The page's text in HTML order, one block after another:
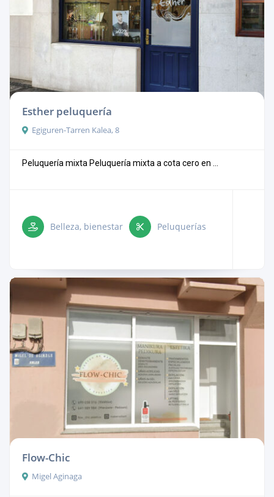
Esther peluquería
Egiguren-Tarren Kalea, 8
Peluquería mixta Peluquería mixta a cota cero en ...
Belleza, bienestar Peluquerías
Flow-Chic
Migel Aginaga